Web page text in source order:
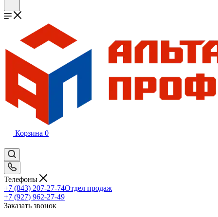
Корзина 0
Телефоны
+7 (843) 207-27-74Отдел продаж
+7 (927) 962-27-49
Заказать звонок